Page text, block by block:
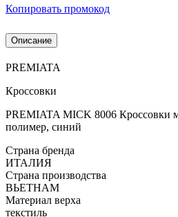
Копировать промокод
Описание
PREMIATA
Кроссовки
PREMIATA MICK 8006 Кроссовки
полимер, синий
Страна бренда
ИТАЛИЯ
Страна производства
ВЬЕТНАМ
Материал верха
текстиль